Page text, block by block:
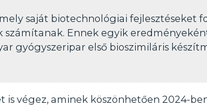
saját biotechnológiai fejlesztéseket
Ennek egyik
gyógyszeripar első bioszimiláris
végez, aminek köszönhetően 2024-